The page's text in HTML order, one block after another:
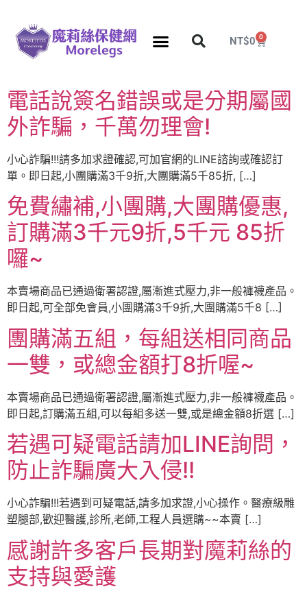
NT$0 0
電話說簽名錯誤或是分期屬國
外詐騙，千萬勿理會!
小心詐騙!!!請多加求證確認,可加官網的LINE諮詢或確認訂
單。即日起,小團購滿3千9折,大團購滿5千85折, […]
免費繡補,小團購,大團購優惠,
訂購滿3千元9折,5千元 85折
囉~
本賣場商品已通過衛署認證,屬漸進式壓力,非一般褲襪產品。
即日起,可全部免會員,小團購滿3千9折,大團購滿5千8 […]
團購滿五組，每組送相同商品
一雙，或總金額打8折喔~
本賣場商品已通過衛署認證,屬漸進式壓力,非一般褲襪產品。
即日起,訂購滿五組,可以每組多送一雙,或是總金額8折選 […]
若遇可疑電話請加LINE詢問，
防止詐騙廣大入侵!!
小心詐騙!!!若遇到可疑電話,請多加求證,小心操作。醫療級雕
塑腿部,歡迎醫護,診所,老師,工程人員選購~~本賣 […]
感謝許多客戶長期對魔莉絲的
支持與愛護